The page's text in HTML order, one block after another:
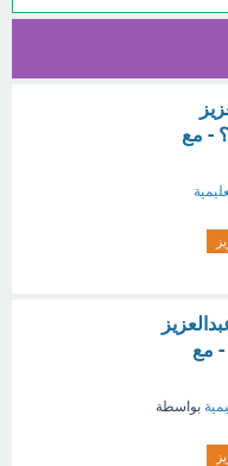
- مع
- مع
بواسطة